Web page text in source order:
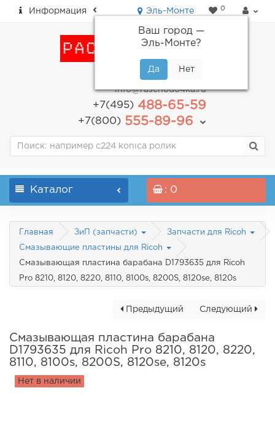
Информация Эль-Монте
Ваш город —
Эль-Монте?
0
пн-пт: с 9.00 до 18.00
info@raschodo4ka.ru
+7(495)488-65-59
+7(800)555-89-96
Каталог : 0
Главная ЗиП (запчасти) Запчасти для Ricoh
Смазывающие пластины для Ricoh
Смазывающая пластина барабана D1793635 для Ricoh
Pro 8210, 8120, 8220, 8110, 8100s, 8200S, 8120se, 8120s
Следующий
Предыдущий
Смазывающая пластина барабана
D1793635 для Ricoh Pro 8210, 8120, 8220,
8110, 8100s, 8200S, 8120se, 8120s
Нет в наличии